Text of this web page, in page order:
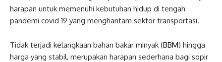
harapan untuk memenuhi kebutuhan hidup di tengah
pandemi covid 19 yang menghantam sektor transportasi.
Tidak terjadi kelangkaan bahan bakar minyak (BBM) hingga
harga yang stabil, merupakan harapan sederhana bagi sopir